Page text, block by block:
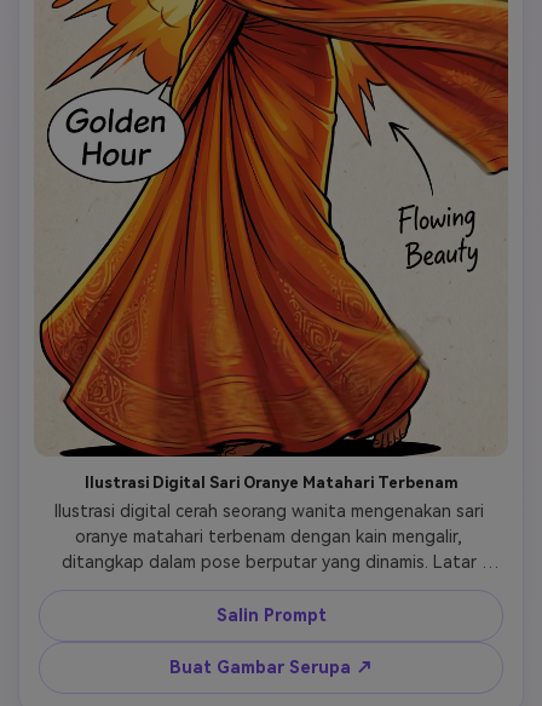
Ilustrasi Digital Sari Oranye Matahari Terbenam
Ilustrasi digital cerah seorang wanita mengenakan sari
oranye matahari terbenam dengan kain mengalir,
ditangkap dalam pose berputar yang dinamis. Latar
belakang menampilkan catatan tulisan tangan 'Sunset
Glow' dan 'Flowing Beauty' di atas kertas bertekstur. Efek
ledakan bergaya buku komik dalam warna oranye dan
kuning, balon ucapan bertuliskan 'Dazzling!' dan 'Golden
Hour'. Garis tebal dengan sorotan oranye gradien,
Salin Prompt
Buat Gambar Serupa ↗